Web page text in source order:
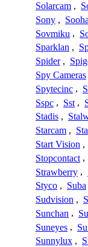
Solarcam ,
Sony ,
Sovmiku ,
Sparklan ,
Spider ,
Spy Cameras
Spytecinc ,
Sspc , Sst ,
Stadis ,
Starcam ,
Start Vision ,
Stopcontact ,
Strawberry ,
Styco , Suba
Sudvision ,
Sunchan ,
Suneyes ,
Sunnylux ,